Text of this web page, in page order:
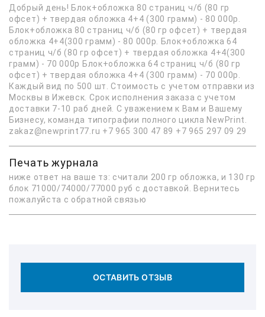
Добрый день! Блок+обложка 80 страниц ч/б (80 гр
офсет) + твердая обложка 4+4 (300 грамм) - 80 000р.
Блок+обложка 80 страниц ч/б (80 гр офсет) + твердая
обложка 4+4(300 грамм) - 80 000р. Блок+обложка 64
страниц ч/б (80 гр офсет) + твердая обложка 4+4(300
грамм) - 70 000р Блок+обложка 64 страниц ч/б (80 гр
офсет) + твердая обложка 4+4 (300 грамм) - 70 000р.
Каждый вид по 500 шт. Стоимость с учетом отправки из
Москвы в Ижевск. Срок исполнения заказа с учетом
доставки 7-10 раб дней. С уважением к Вам и Вашему
Бизнесу, команда типографии полного цикла NewPrint.
zakaz@newprint77.ru +7 965 300 47 89 +7 965 297 09 29
Печать журнала
ниже ответ на ваше тз: считали 200 гр обложка, и 130 гр
блок 71000/74000/77000 руб с доставкой. Вернитесь
пожалуйста с обратной связью
ОСТАВИТЬ ОТЗЫВ